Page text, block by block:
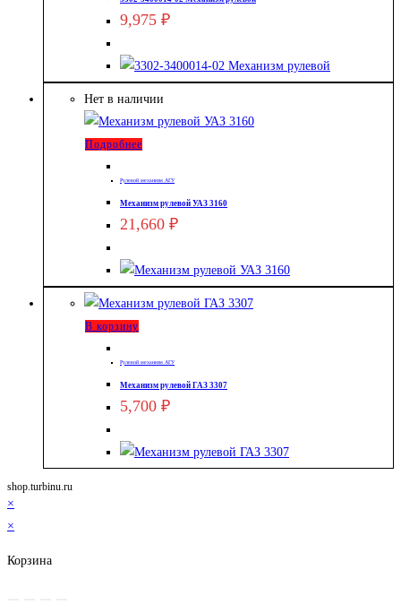
9,975 ₽
Нет в наличии
Подробнее
Рулевой механизм АГУ
Механизм рулевой УАЗ 3160
21,660 ₽
В корзину
Рулевой механизм АГУ
Механизм рулевой ГАЗ 3307
5,700 ₽
shop.turbinu.ru
×
×
Корзина